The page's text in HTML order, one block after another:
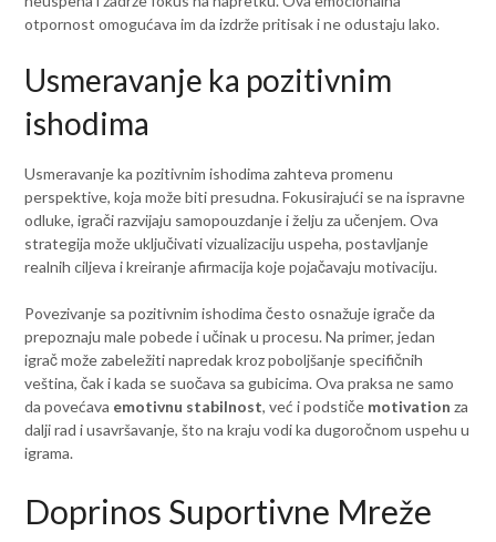
otpornost omogućava im da izdrže pritisak i ne odustaju lako.
Usmeravanje ka pozitivnim
ishodima
Usmeravanje ka pozitivnim ishodima zahteva promenu
perspektive, koja može biti presudna. Fokusirajući se na ispravne
odluke, igrači razvijaju samopouzdanje i želju za učenjem. Ova
strategija može uključivati vizualizaciju uspeha, postavljanje
realnih ciljeva i kreiranje afirmacija koje pojačavaju motivaciju.
Povezivanje sa pozitivnim ishodima često osnažuje igrače da
prepoznaju male pobede i učinak u procesu. Na primer, jedan
igrač može zabeležiti napredak kroz poboljšanje specifičnih
veština, čak i kada se suočava sa gubicima. Ova praksa ne samo
da povećava emotivnu stabilnost, već i podstiče motivation za
dalji rad i usavršavanje, što na kraju vodi ka dugoročnom uspehu u
igrama.
Doprinos Suportivne Mreže